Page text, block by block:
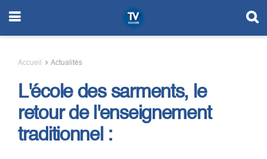
Accueil Actualités
L'école des sarments, le
retour de l'enseignement
traditionnel :